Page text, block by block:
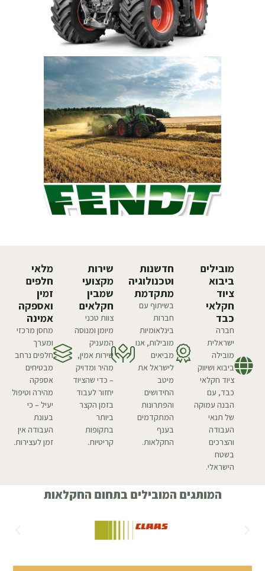
מובילים
ביבוא
ציוד
חקלאי
כבד
חברה
ישראלית
מובילה
ביבוא ושיווק
ציוד חקלאי
כבד, עם
הבנה עמוקה
של תנאי
העבודה
והצרכים
בשטח
הישראלי.
חדשנות
וטכנולוגיה
מתקדמת
בשיתוף עם
חברות
בינלאומיות
מובילות, אנו
מביאים
לישראל את
מיטב
החידושים
והפתרונות
המתקדמים
בענף
החקלאות.
שירות
מקצועי
שמבין
חקלאים
צוות טכני
מיומן ומנוסה
המעניק
שירות אמין,
מהיר ומדויק
– כדי שהציוד
יחזור לעבוד
בזמן הקצר
ביותר
בתקופות
קריטיות.
מלאי
חלפים
זמין
ואספקה
אמינה
מחסן מרכזי
ומערך
חלפים נרחב
מבטיחים
אספקה
מהירה וטיפול
יעיל – כי
בעונת
העבודה אין
זמן לעצירות.
המותגים המובילים בתחום החקלאות